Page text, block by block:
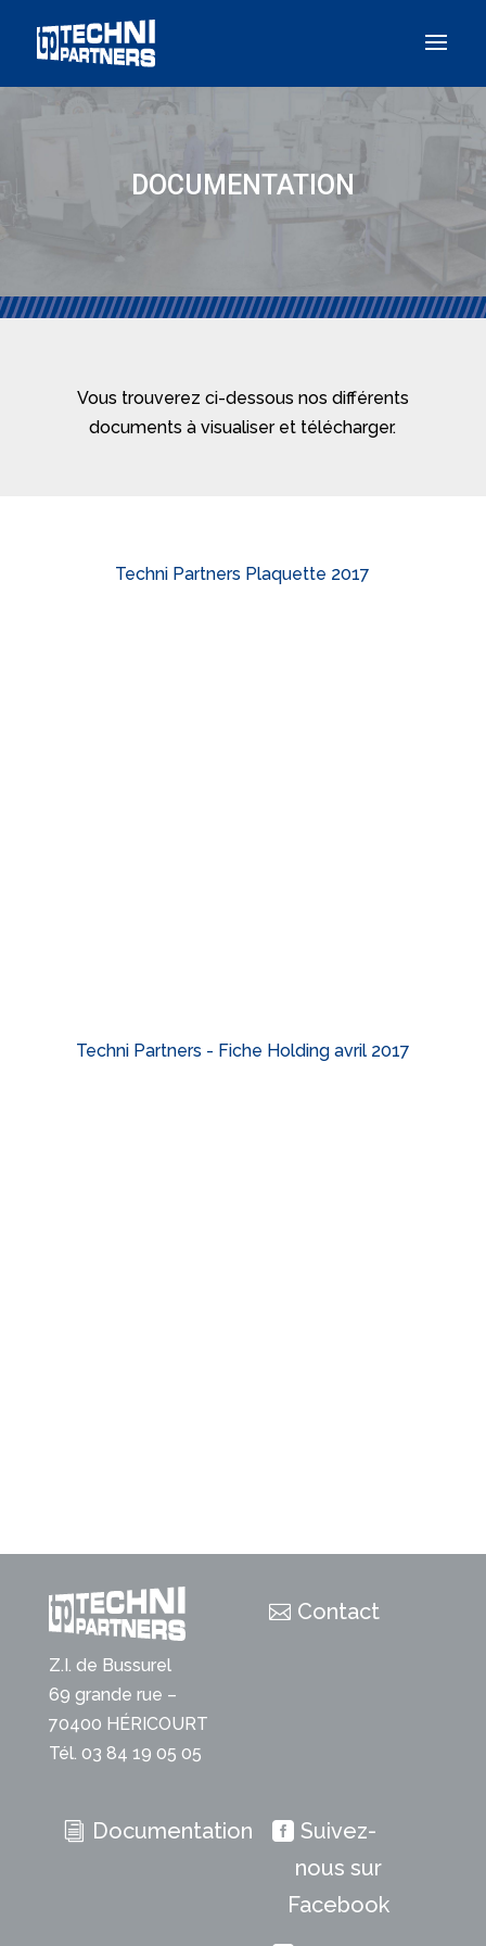
DOCUMENTATION
Vous trouverez ci-dessous nos différents
documents à visualiser et télécharger.
Techni Partners Plaquette 2017
Techni Partners - Fiche Holding avril 2017
Z.I. de Bussurel
69 grande rue –
70400 HÉRICOURT
Tél. 03 84 19 05 05
Contact
Documentation
Suivez-
nous sur
Facebook
Panneau de gestion des cookies